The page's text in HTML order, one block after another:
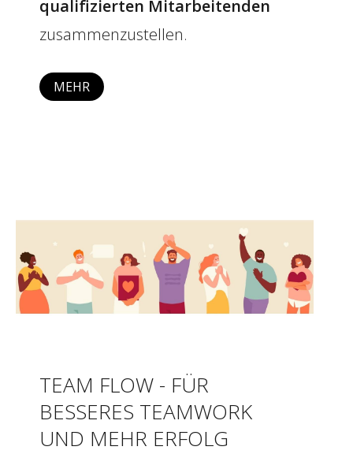
qualifizierten Mitarbeitenden
zusammenzustellen.
MEHR
TEAM FLOW - FÜR
BESSERES TEAMWORK
UND MEHR ERFOLG